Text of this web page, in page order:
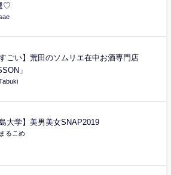
♡
すごい】荒田のソムリエ在中お酒専門店
」
島大学】美男美女SNAP2019
まるこめ